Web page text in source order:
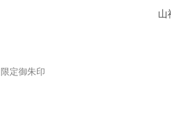
山
限定御朱印